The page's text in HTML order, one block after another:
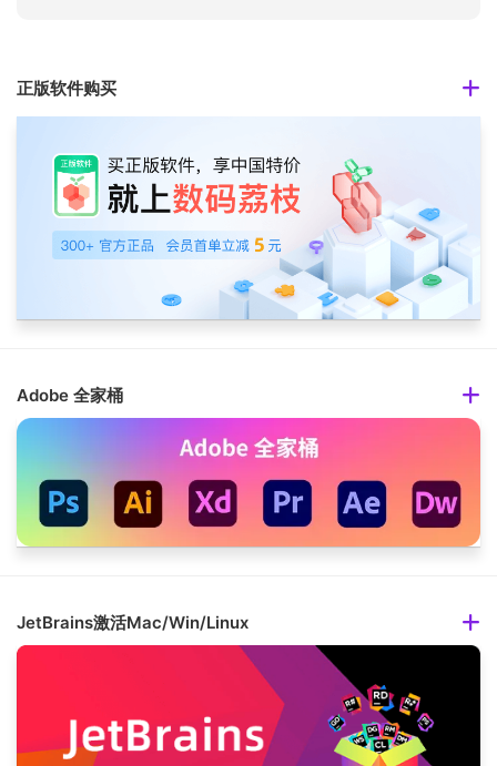
正版软件购买
Adobe 全家桶
JetBrains激活Mac/Win/Linux